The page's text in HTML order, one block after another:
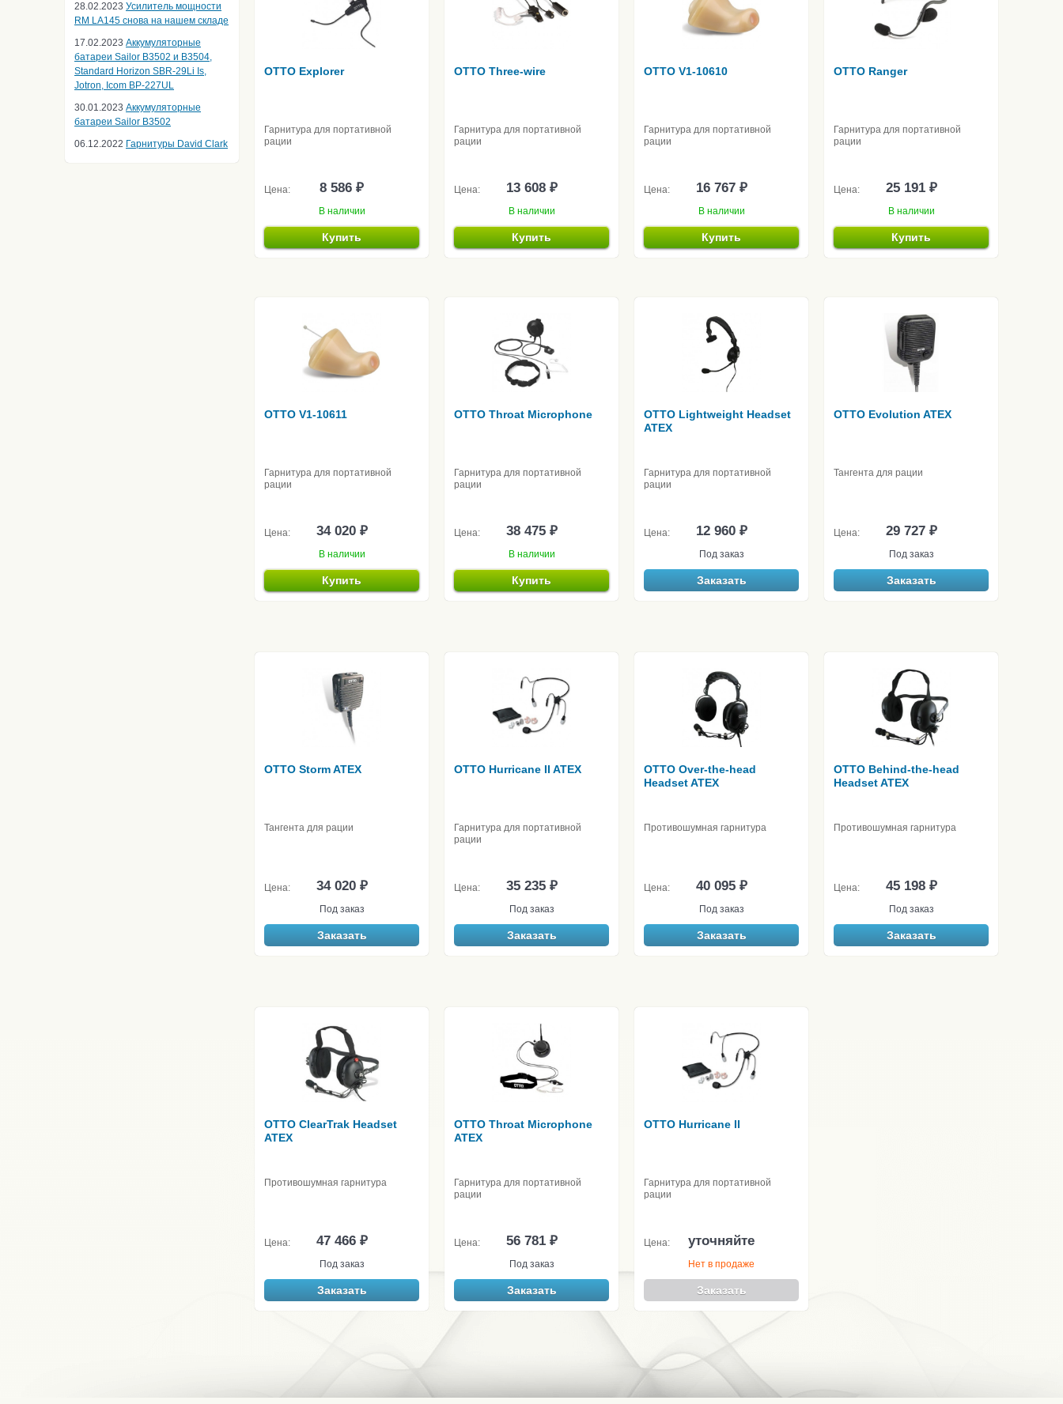
28.02.2023 Усилитель мощности
RM LA145 снова на нашем складе
17.02.2023 Аккумуляторные
батареи Sailor B3502 и B3504,
Standard Horizon SBR-29Li Is,
Jotron, Icom BP-227UL
30.01.2023 Аккумуляторные
батареи Sailor B3502
06.12.2022 Гарнитуры David Clark
OTTO Explorer
Гарнитура для портативной
рации
Цена: 8 586 ₽
В наличии
Купить
OTTO Three-wire
Гарнитура для портативной
рации
Цена: 13 608 ₽
В наличии
Купить
OTTO V1-10610
Гарнитура для портативной
рации
Цена: 16 767 ₽
В наличии
Купить
OTTO Ranger
Гарнитура для портативной
рации
Цена: 25 191 ₽
В наличии
Купить
OTTO V1-10611
Гарнитура для портативной
рации
Цена: 34 020 ₽
В наличии
Купить
OTTO Throat Microphone
Гарнитура для портативной
рации
Цена: 38 475 ₽
В наличии
Купить
OTTO Lightweight Headset
ATEX
Гарнитура для портативной
рации
Цена: 12 960 ₽
Под заказ
Заказать
OTTO Evolution ATEX
Тангента для рации
Цена: 29 727 ₽
Под заказ
Заказать
OTTO Storm ATEX
Тангента для рации
Цена: 34 020 ₽
Под заказ
Заказать
OTTO Hurricane II ATEX
Гарнитура для портативной
рации
Цена: 35 235 ₽
Под заказ
Заказать
OTTO Over-the-head
Headset ATEX
Противошумная гарнитура
Цена: 40 095 ₽
Под заказ
Заказать
OTTO Behind-the-head
Headset ATEX
Противошумная гарнитура
Цена: 45 198 ₽
Под заказ
Заказать
OTTO ClearTrak Headset
ATEX
Противошумная гарнитура
Цена: 47 466 ₽
Под заказ
Заказать
OTTO Throat Microphone
ATEX
Гарнитура для портативной
рации
Цена: 56 781 ₽
Под заказ
Заказать
OTTO Hurricane II
Гарнитура для портативной
рации
Цена: уточняйте
Нет в продаже
Заказать